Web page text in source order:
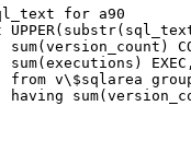
for a90
sum(version_count)
sum(executions)
from v\$sqlarea